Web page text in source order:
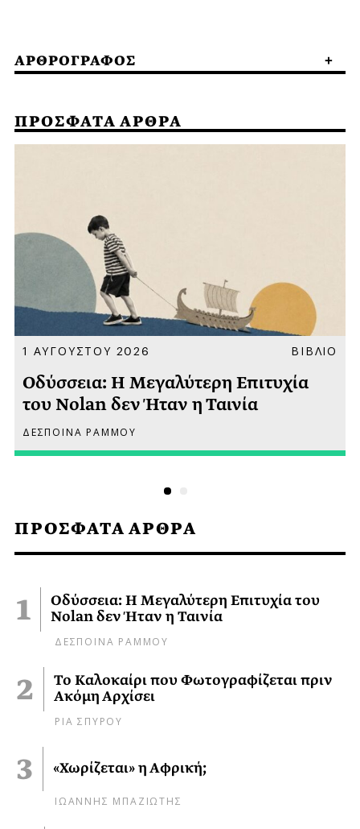
ΠΡΟΣΦΑΤΑ ΑΡΘΡΑ
Οδύσσεια: Η Μεγαλύτερη Επιτυχία του
Nolan δεν Ήταν η Ταινία
ΔΕΣΠΟΙΝΑ ΡΑΜΜΟΥ
Το Καλοκαίρι που Φωτογραφίζεται πριν
Ακόμη Αρχίσει
ΡΙΑ ΣΠΥΡΟΥ
«Χωρίζεται» η Αφρική;
ΙΩΑΝΝΗΣ ΜΠΑΖΙΩΤΗΣ
ΑΡΘΡΟΓΡΑΦΟΣ
ΠΡΟΣΦΑΤΑ ΑΡΘΡΑ
1 ΑΥΓΟΥΣΤΟΥ 2026 ΒΙΒΛΙΟ
Οδύσσεια: Η Μεγαλύτερη Επιτυχία
του Nolan δεν Ήταν η Ταινία
ΔΕΣΠΟΙΝΑ ΡΑΜΜΟΥ